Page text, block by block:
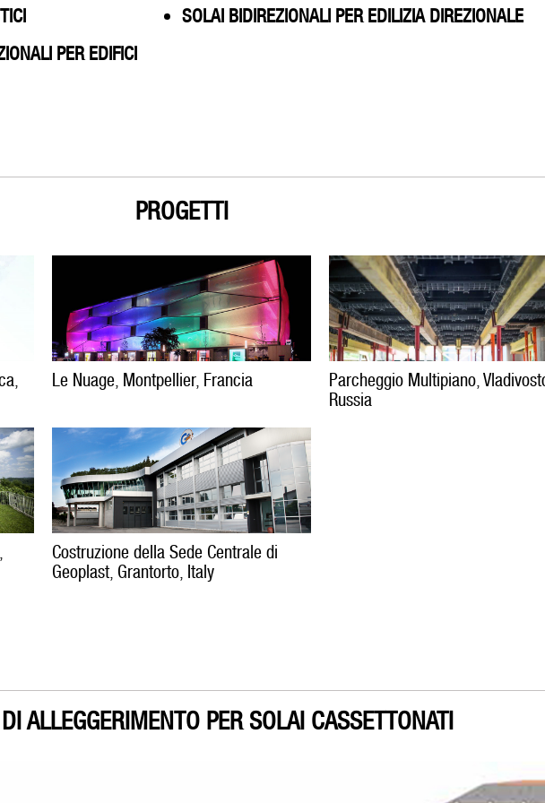
SOLAI BIDIREZIONALI PER EDILIZIA DIREZIONALE
PROGETTI
Le Nuage, Montpellier, Francia
Parcheggio Multipiano,
Russia
Costruzione della Sede Centrale di
Geoplast, Grantorto, Italy
ALLEGGERIMENTO PER SOLAI CASSETTONATI